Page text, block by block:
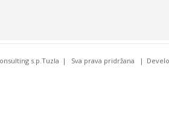
s.p.Tuzla Sva prava pridržana